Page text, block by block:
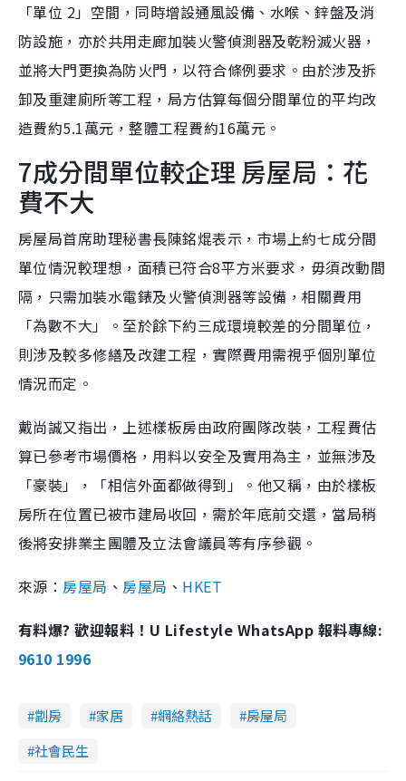
「單位 2」空間，同時增設通風設備、水喉、鋅盤及消
防設施，亦於共用走廊加裝火警偵測器及乾粉滅火器，
並將大門更換為防火門，以符合條例要求。由於涉及拆
卸及重建廁所等工程，局方估算每個分間單位的平均改
造費約5.1萬元，整體工程費約16萬元。
7成分間單位較企理 房屋局：花
費不大
房屋局首席助理秘書長陳銘焜表示，市場上約七成分間
單位情況較理想，面積已符合8平方米要求，毋須改動間
隔，只需加裝水電錶及火警偵測器等設備，相關費用
「為數不大」。至於餘下約三成環境較差的分間單位，
則涉及較多修繕及改建工程，實際費用需視乎個別單位
情況而定。
戴尚誠又指出，上述樣板房由政府團隊改裝，工程費估
算已參考市場價格，用料以安全及實用為主，並無涉及
「豪裝」，「相信外面都做得到」。他又稱，由於樣板
房所在位置已被市建局收回，需於年底前交還，當局稍
後將安排業主團體及立法會議員等有序參觀。
來源：房屋局 、房屋局 、 HKET
有料爆? 歡迎報料！U Lifestyle WhatsApp 報料專線:
9610 1996
劏房 家居 網絡熱話
房屋局
社會民生